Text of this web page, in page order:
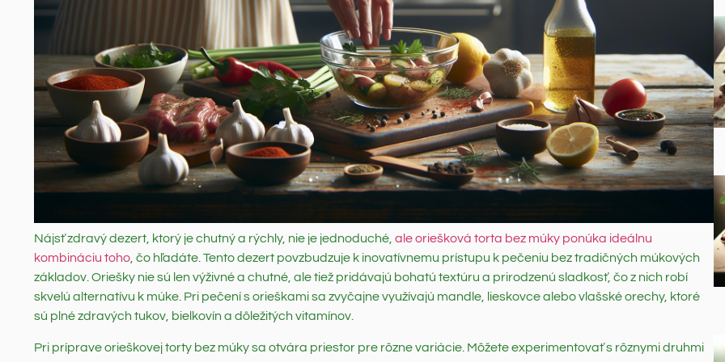
Nájsť zdravý dezert, ktorý je chutný a rýchly, nie je jednoduché, ale oriešková torta bez múky ponúka ideálnu
kombináciu toho , čo hľadáte. Tento dezert povzbudzuje k inovatívnemu prístupu k pečeniu bez tradičných múkových
základov. Oriešky nie sú len výživné a chutné, ale tiež pridávajú bohatú textúru a prirodzenú sladkosť, čo z nich robí
skvelú alternatívu k múke. Pri pečení s orieškami sa zvyčajne využívajú mandle, lieskovce alebo vlašské orechy, ktoré
sú plné zdravých tukov, bielkovín a dôležitých vitamínov.
Pri príprave orieškovej torty bez múky sa otvára priestor pre rôzne variácie. Môžete experimentovať s rôznymi druhmi